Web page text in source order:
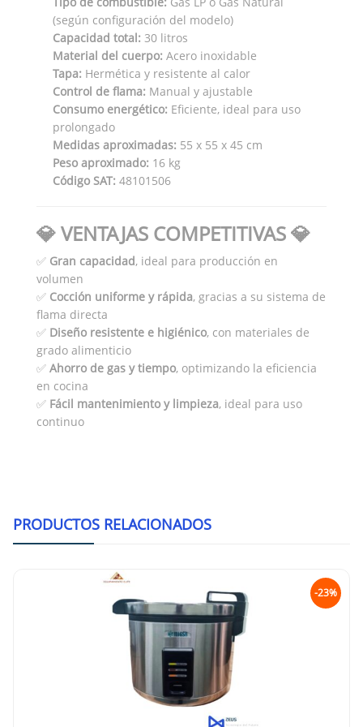
(según configuración del modelo)
Capacidad total: 30 litros
Material del cuerpo: Acero inoxidable
Tapa: Hermética y resistente al calor
Control de flama: Manual y ajustable
Consumo energético: Eficiente, ideal para uso
prolongado
Medidas aproximadas: 55 x 55 x 45 cm
Peso aproximado: 16 kg
Código SAT: 48101506
💎 VENTAJAS COMPETITIVAS 💎
✅ Gran capacidad, ideal para producción en
volumen
✅ Cocción uniforme y rápida, gracias a su sistema de
flama directa
✅ Diseño resistente e higiénico, con materiales de
grado alimenticio
✅ Ahorro de gas y tiempo, optimizando la eficiencia
en cocina
✅ Fácil mantenimiento y limpieza, ideal para uso
continuo
PRODUCTOS RELACIONADOS
Arrocera Electrica Migsa